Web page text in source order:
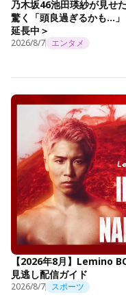
乃木坂46池田瑛紗が見せ
驚く「頭良過ぎるかも…
延長中＞
2026/8/7 エンタメ
【2026年8月】Lemino
見逃し配信ガイド
2026/8/7 スポーツ